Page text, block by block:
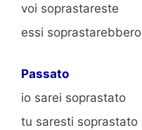
voi soprastareste
essi soprastarebbero
Passato
io sarei soprastato
tu saresti soprastato